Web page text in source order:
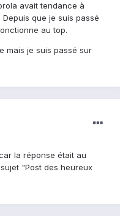
avait tendance à
que je suis passé
au top.
mais je suis passé sur
la réponse était au
"Post des heureux